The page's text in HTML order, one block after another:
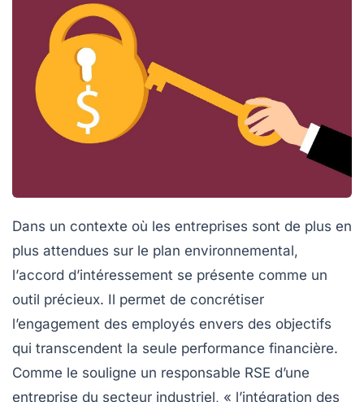
Dans un contexte où les entreprises sont de plus en
plus attendues sur le plan environnemental,
l’accord d’intéressement se présente comme un
outil précieux. Il permet de concrétiser
l’engagement des employés envers des objectifs
qui transcendent la seule performance financière.
Comme le souligne un responsable RSE d’une
entreprise du secteur industriel, « l’intégration des